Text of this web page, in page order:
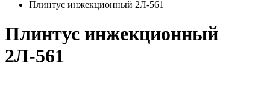
Плинтус инжекционный 2Л-561
Плинтус инжекционный
2Л-561